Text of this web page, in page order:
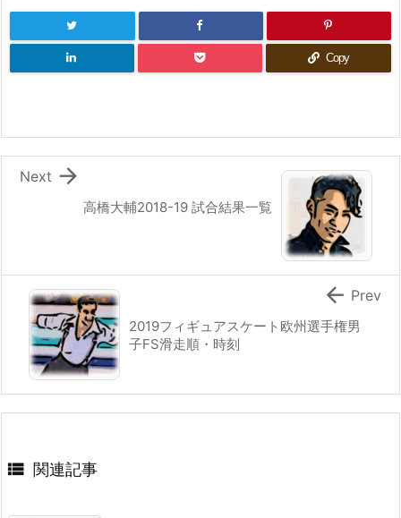
Copy
高橋大輔2018-19 試合結果一覧

Next
2019フィギュアスケート欧州選手権男
子FS滑走順・時刻
 Prev
 関連記事